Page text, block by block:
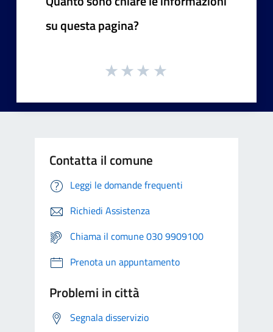
su questa pagina?
Contatta il comune
Leggi le domande frequenti
Richiedi Assistenza
Chiama il comune 030 9909100
Prenota un appuntamento
Problemi in città
Segnala disservizio